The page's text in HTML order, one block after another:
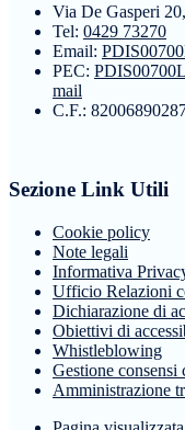
Via De Gasperi
Tel: 0429 73270
Email:
PEC:
mail
C.F.:
Sezione Link Utili
Cookie policy
Note legali
Informativa
Ufficio Relazioni
Dichiarazione di
Obiettivi di
Whistleblowing
Gestione consensi
Amministrazione